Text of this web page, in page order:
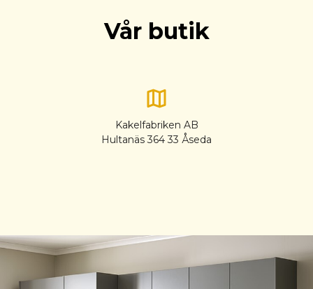
Vår butik
Kakelfabriken AB
Hultanäs 364 33 Åseda